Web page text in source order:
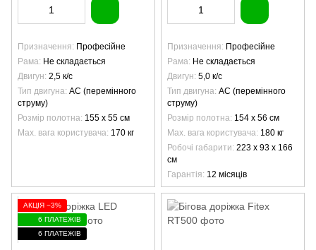
Призначення
Професійне
Рама Не складається
Двигун 2,5 к/с
Тип двигуна AC (перемінного
струму)
Розмір полотна 155 х 55 см
Max. вага користувача 170 кг
Призначення
Професійне
Рама Не складається
Двигун 5,0 к/с
Тип двигуна AC (перемінного
струму)
Розмір полотна 154 х 56 см
Max. вага користувача 180 кг
Робочі габарити 223 x 93 x 166
см
Гарантія 12 місяців
АКЦІЯ −3%
6 ПЛАТЕЖІВ
6 ПЛАТЕЖІВ